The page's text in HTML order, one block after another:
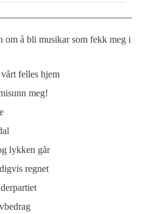
om å bli musikar som fekk meg i
felles hjem
meg!
lykken går
regnet